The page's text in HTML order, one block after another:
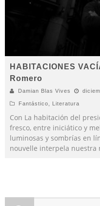
HABITACIONES
Romero
Damian Blas Vives
Fantástico Literatura
Con La habitación del
fresco, entre iniciático y
luminosas y sombrías en
nouvelle interpela nuestra